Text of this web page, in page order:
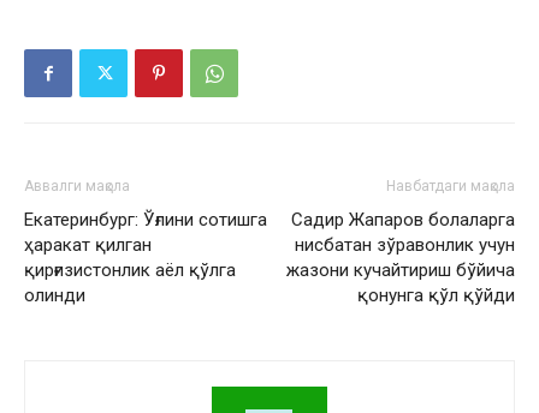
Аввалги мақола
Екатеринбург: Ўғлини сотишга
ҳаракат қилган
қирғизистонлик аёл қўлга
олинди
Навбатдаги мақола
Садир Жапаров болаларга
нисбатан зўравонлик учун
жазони кучайтириш бўйича
қонунга қўл қўйди